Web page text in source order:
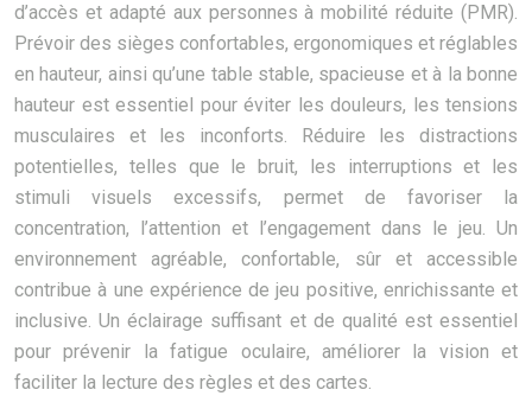
d’accès et adapté aux personnes à mobilité réduite (PMR).
Prévoir des sièges confortables, ergonomiques et réglables
en hauteur, ainsi qu’une table stable, spacieuse et à la bonne
hauteur est essentiel pour éviter les douleurs, les tensions
musculaires et les inconforts. Réduire les distractions
potentielles, telles que le bruit, les interruptions et les
stimuli visuels excessifs, permet de favoriser la
concentration, l’attention et l’engagement dans le jeu. Un
environnement agréable, confortable, sûr et accessible
contribue à une expérience de jeu positive, enrichissante et
inclusive. Un éclairage suffisant et de qualité est essentiel
pour prévenir la fatigue oculaire, améliorer la vision et
faciliter la lecture des règles et des cartes.